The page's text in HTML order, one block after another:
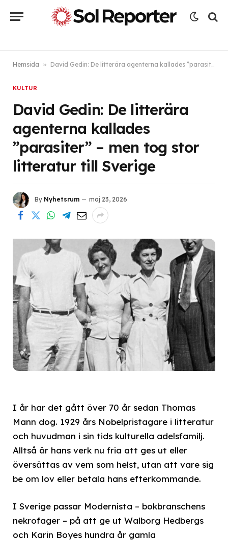
Hemsida » David Gedin: De litterära agenterna kallades ”parasiter” – men tog stor litteratur till Sverige
KULTUR
David Gedin: De litterära
agenterna kallades
”parasiter” – men tog stor
litteratur till Sverige
By Nyhetsrum maj 23, 2026
I år har det gått över 70 år sedan Thomas
Mann dog. 1929 års Nobelpristagare i litteratur
och huvudman i sin tids kulturella adelsfamilj.
Alltså är hans verk nu fria att ges ut eller
översättas av vem som helst, utan att vare sig
be om lov eller betala hans efterkommande.
I Sverige passar Modernista – bokbranschens
nekrofager – på att ge ut Walborg Hedbergs
och Karin Boyes hundra år gamla